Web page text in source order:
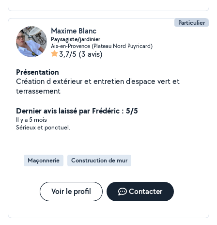
Particulier
Maxime Blanc
Paysagiste/jardinier
Aix-en-Provence (Plateau Nord Puyricard)
3,7/5 (3 avis)
Présentation
Création d extérieur et entretien d'espace vert et
terrassement
Dernier avis laissé par Frédéric : 5/5
Il y a 5 mois
Sérieux et ponctuel.
Maçonnerie Construction de mur
Voir le profil Contacter